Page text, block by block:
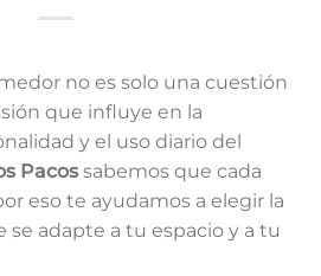
no es solo una cuestión
que influye en la
y el uso diario del
Pacos sabemos que cada
eso te ayudamos a elegir la
se adapte a tu espacio y a tu